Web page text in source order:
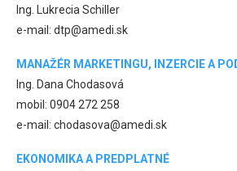
Ing. Lukrecia Schiller
e-mail: dtp@amedi.sk
MANAŽÉR MARKETINGU, INZERCIE A
Ing. Dana Chodasová
mobil: 0904 272 258
e-mail: chodasova@amedi.sk
EKONOMIKA A PREDPLATNÉ